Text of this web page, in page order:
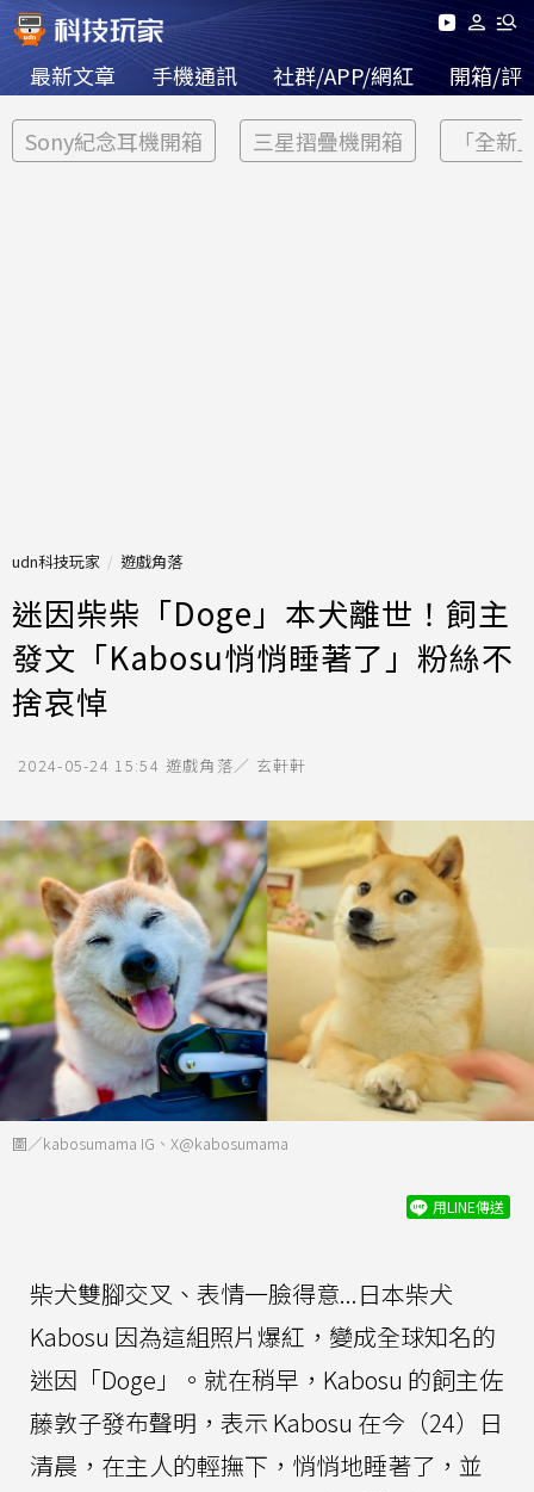
最新文章 手機通訊 社群/APP/網紅 開箱/評
Sony紀念耳機開箱 三星摺疊機開箱 「全新
udn科技玩家 遊戲角落
迷因柴柴「Doge」本犬離世！飼主
發文「Kabosu悄悄睡著了」粉絲不
捨哀悼
2024-05-24 15:54 遊戲角落／ 玄軒軒
圖／kabosumama IG、X@kabosumama
用LINE傳送
柴犬雙腳交叉、表情一臉得意...日本柴犬
Kabosu 因為這組照片爆紅，變成全球知名的
迷因「Doge」。就在稍早，Kabosu 的飼主佐
藤敦子發布聲明，表示 Kabosu 在今（24）日
清晨，在主人的輕撫下，悄悄地睡著了，並